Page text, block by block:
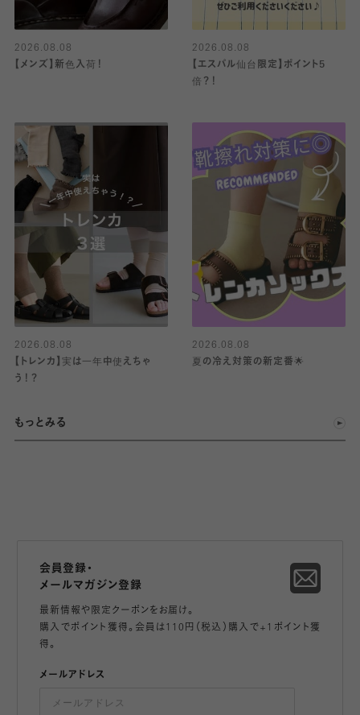
2026.08.08
【メンズ】新色入荷！
2026.08.08
【エスパル仙台限定】ポイント5
倍？！
2026.08.08
【トレンカ】実は一年中使えちゃ
う！？
2026.08.08
夏の冷え対策の新定番🌟
もっとみる
会員登録・
メールマガジン登録
最新情報や限定クーポンをお届け。
購入でポイント獲得。会員は110円（税込）購入で+1ポイント獲
得。
メールアドレス